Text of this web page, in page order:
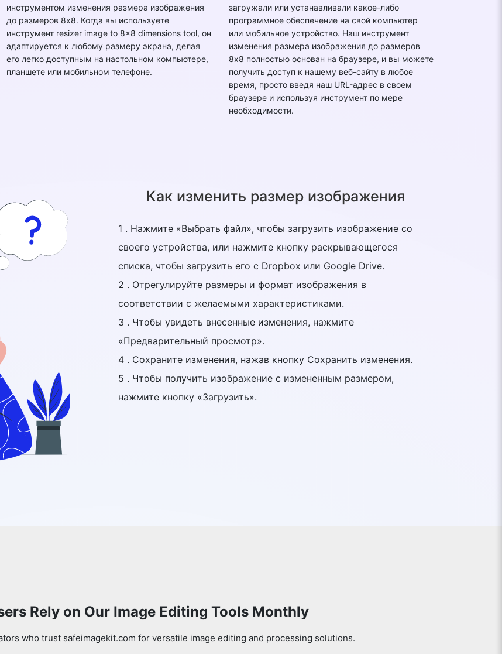
инструментом изменения размера изображения
до размеров 8x8. Когда вы используете
инструмент resizer image to 8x8 dimensions tool, он
адаптируется к любому размеру экрана, делая
его легко доступным на настольном компьютере,
планшете или мобильном телефоне.
загружали или устанавливали какое-либо
программное обеспечение на свой компьютер
или мобильное устройство. Наш инструмент
изменения размера изображения до размеров
8x8 полностью основан на браузере, и вы можете
получить доступ к нашему веб-сайту в любое
время, просто введя наш URL-адрес в своем
браузере и используя инструмент по мере
необходимости.
Как изменить размер изображения
1 . Нажмите «Выбрать файл», чтобы загрузить изображение со
своего устройства, или нажмите кнопку раскрывающегося
списка, чтобы загрузить его с Dropbox или Google Drive.
2 . Отрегулируйте размеры и формат изображения в
соответствии с желаемыми характеристиками.
3 . Чтобы увидеть внесенные изменения, нажмите
«Предварительный просмотр».
4 . Сохраните изменения, нажав кнопку Сохранить изменения.
5 . Чтобы получить изображение с измененным размером,
нажмите кнопку «Загрузить».
Rely on Our Image Editing Tools Monthly
who trust safeimagekit.com for versatile image editing and processing solutions.